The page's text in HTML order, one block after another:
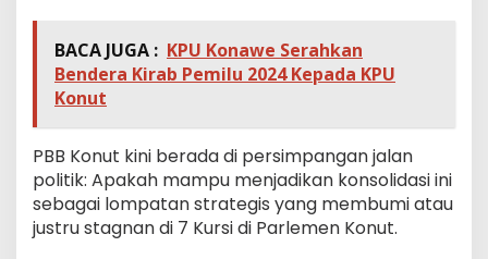
BACA JUGA : KPU Konawe Serahkan
Bendera Kirab Pemilu 2024 Kepada KPU
Konut
PBB Konut kini berada di persimpangan jalan
politik: Apakah mampu menjadikan konsolidasi ini
sebagai lompatan strategis yang membumi atau
justru stagnan di 7 Kursi di Parlemen Konut.